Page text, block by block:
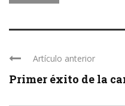
Artículo anterior
Primer éxito de la